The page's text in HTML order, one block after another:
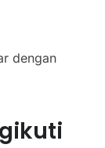
dengan